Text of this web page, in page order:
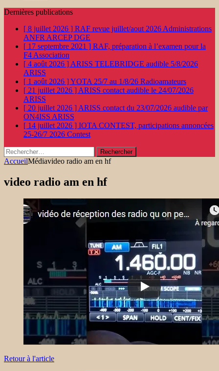
Dernières publications
[ 8 juillet 2026 ] RAF revue juillet/aout 2026 Administrations
ANFR ARCEP DGE
[ 17 septembre 2021 ] RAF, préparation à l’examen pour la
F4 Association
[ 4 août 2026 ] ARISS TELEBRIDGE audible 5/8/2026
ARISS
[ 1 août 2026 ]YOTA 25/7 au 1/8/26 Radioamateurs
[ 21 juillet 2026 ] ARISS contact audible le 24/07/2026
ARISS
[ 20 juillet 2026 ] ARISS contact du 23/07/2026 audible par
ON4ISS ARISS
[ 14 juillet 2026 ] IOTA CONTEST, participations annoncées
25-26/7 2026 Contest
Rechercher :
AccueilMédiavideo radio am en hf
video radio am en hf
Retour à l'article